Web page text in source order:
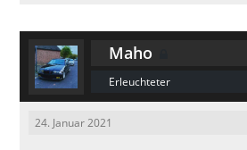
Maho
Erleuchteter
24. Januar 2021